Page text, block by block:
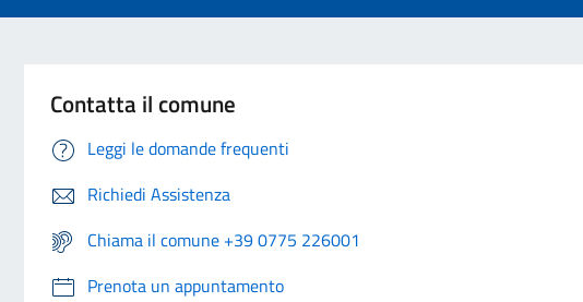
Contatta il comune
Leggi le domande frequenti
Richiedi Assistenza
Chiama il comune +39 0775 226001
Prenota un appuntamento